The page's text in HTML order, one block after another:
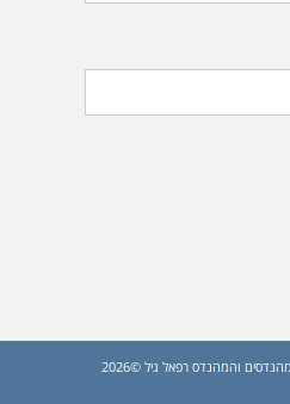
כל הזכויות שמורות לאיגוד המהנדסים והמהנדס רפאל גיל ©2026